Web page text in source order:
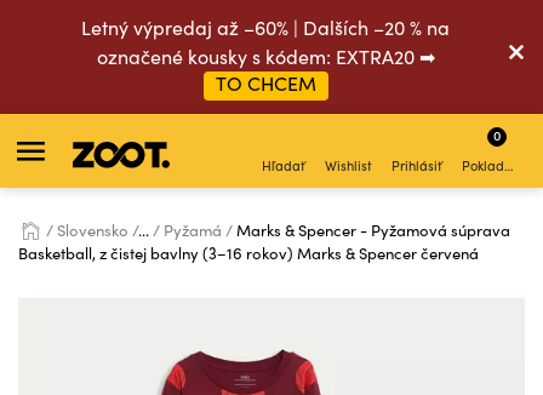
Letný výpredaj až –60% | Dalších –20 % na
označené kousky s kódem: EXTRA20 ➡
TO CHCEM
Hľadať Wishlist Prihlásiť Pokladňa
0
Slovensko ... Pyžamá
Marks & Spencer - Pyžamová súprava
Basketball, z čistej bavlny (3–16 rokov) Marks & Spencer červená